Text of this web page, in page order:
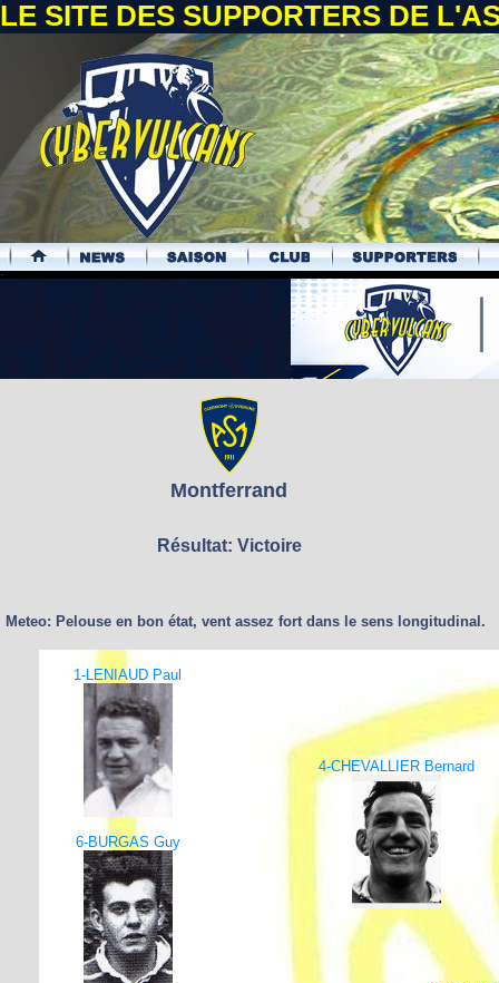
LE SITE DES SUPPORTERS DE
.
Montferrand
Résultat: Victoire
Meteo: Pelouse en bon état, vent assez fort dans le sens longitudinal.
1-LENIAUD Paul
4-CHEVALLIER Bernard
6-BURGAS Guy